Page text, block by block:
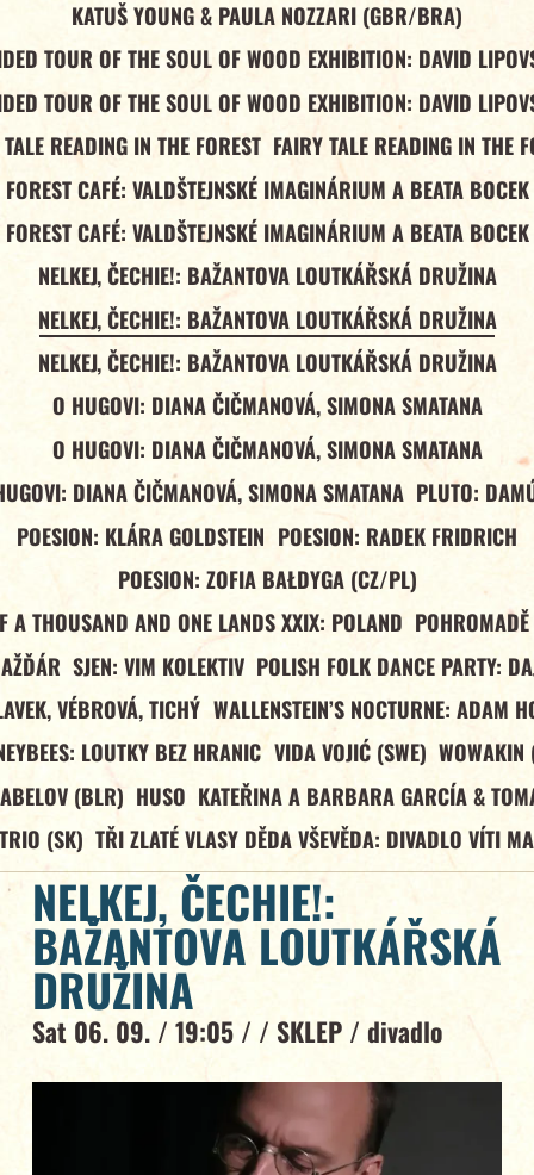
KATUŠ YOUNG & PAULA NOZZARI (GBR/BRA)
TOUR OF THE SOUL OF WOOD EXHIBITION: DAVID
TOUR OF THE SOUL OF WOOD EXHIBITION: DAVID
READING IN THE FOREST FAIRY TALE READING IN THE
FOREST CAFÉ: VALDŠTEJNSKÉ IMAGINÁRIUM A BEATA BOCEK
FOREST CAFÉ: VALDŠTEJNSKÉ IMAGINÁRIUM A BEATA BOCEK
NELKEJ, ČECHIE!: BAŽANTOVA LOUTKÁŘSKÁ DRUŽINA
NELKEJ, ČECHIE!: BAŽANTOVA LOUTKÁŘSKÁ DRUŽINA
NELKEJ, ČECHIE!: BAŽANTOVA LOUTKÁŘSKÁ DRUŽINA
O HUGOVI: DIANA ČIČMANOVÁ, SIMONA SMATANA
O HUGOVI: DIANA ČIČMANOVÁ, SIMONA SMATANA
DIANA ČIČMANOVÁ, SIMONA SMATANA PLUTO:
POESION: KLÁRA GOLDSTEIN POESION: RADEK FRIDRICH
POESION: ZOFIA BAŁDYGA (CZ/PL)
A THOUSAND AND ONE LANDS XXIX: POLAND
SJEN: VIM KOLEKTIV POLISH FOLK DANCE PARTY:
VÉBROVÁ, TICHÝ WALLENSTEIN’S NOCTURNE: ADAM
LOUTKY BEZ HRANIC VIDA VOJIĆ (SWE) WOWAKIN
(BLR) HUSO KATEŘINA A BARBARA GARCÍA &
(SK) TŘI ZLATÉ VLASY DĚDA VŠEVĚDA: DIVADLO VÍTI
NELKEJ, ČECHIE!:
BAŽANTOVA LOUTKÁŘSKÁ
DRUŽINA
Sat 06. 09. / 19:05 / / SKLEP / divadlo